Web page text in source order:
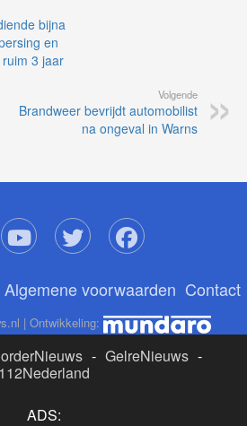
bijna
en
3 jaar
Volgende
Brandweer bevrijdt automobilist
na ongeval in Warns
Algemene voorwaarden Contact
| Ontwikkeling:
- GelreNieuws -
112Nederland
ADS: